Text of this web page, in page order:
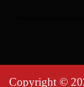
Copyright ©